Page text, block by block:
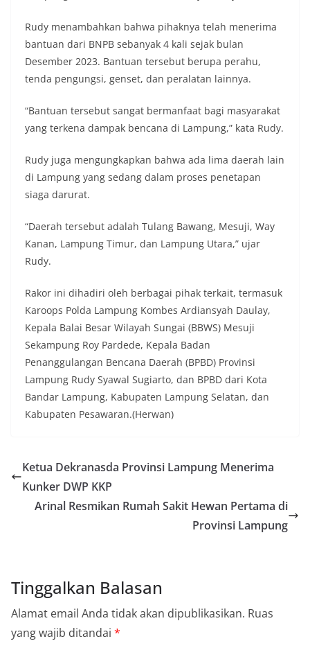
Rudy menambahkan bahwa pihaknya telah menerima
bantuan dari BNPB sebanyak 4 kali sejak bulan
Desember 2023. Bantuan tersebut berupa perahu,
tenda pengungsi, genset, dan peralatan lainnya.
“Bantuan tersebut sangat bermanfaat bagi masyarakat
yang terkena dampak bencana di Lampung,” kata Rudy.
Rudy juga mengungkapkan bahwa ada lima daerah lain
di Lampung yang sedang dalam proses penetapan
siaga darurat.
“Daerah tersebut adalah Tulang Bawang, Mesuji, Way
Kanan, Lampung Timur, dan Lampung Utara,” ujar
Rudy.
Rakor ini dihadiri oleh berbagai pihak terkait, termasuk
Karoops Polda Lampung Kombes Ardiansyah Daulay,
Kepala Balai Besar Wilayah Sungai (BBWS) Mesuji
Sekampung Roy Pardede, Kepala Badan
Penanggulangan Bencana Daerah (BPBD) Provinsi
Lampung Rudy Syawal Sugiarto, dan BPBD dari Kota
Bandar Lampung, Kabupaten Lampung Selatan, dan
Kabupaten Pesawaran.(Herwan)
Ketua Dekranasda Provinsi Lampung Menerima
Kunker DWP KKP
Arinal Resmikan Rumah Sakit Hewan Pertama di
Provinsi Lampung
Tinggalkan Balasan
Alamat email Anda tidak akan dipublikasikan. Ruas
yang wajib ditandai *